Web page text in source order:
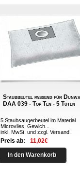
Staubbeutel passend für
DAA 039 - Top Ten - 5 Tüten
5 Staubsaugerbeutel im Material
Microvlies, Gewich...
inkl. MwSt. und zzgl.Versand
Preis ab: 11,02€
In den Warenkorb